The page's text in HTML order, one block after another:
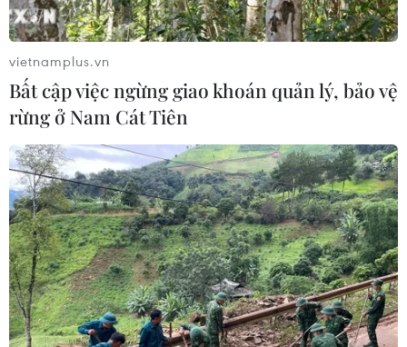
Vắcxin phòng COVID-19 được thử
nghiệm trên người
15/07/2020 07:29
Vắcxin phòng dịch COVID-19 đã cho kết quả khả quan
ở giai đoạn 1 và đang chuẩn bị bước vào giai đoạn thử
nghiệm cuối cùng ở người.
vietnamplus.vn
Bất cập việc ngừng giao khoán quản lý, bảo vệ
rừng ở Nam Cát Tiên